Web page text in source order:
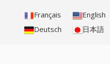
Français
English
Deutsch
日本語